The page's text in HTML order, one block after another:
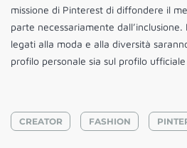
missione di Pinterest di diffondere il
parte necessariamente
legati alla moda e alla diversità
profilo personale sia sul profilo
CREATOR FASHION